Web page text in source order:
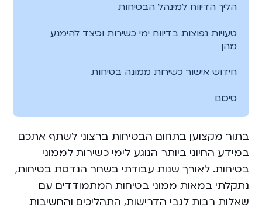
הליך הדיווח למינהל הבטיחות
טעויות נפוצות בדיווח ימי כשירות וכיצד להימנע
מהן
חידוש אישור כשירות ממונה בטיחות
סיכום
בתור מקצוען בתחום הבטיחות ברצוני לשתף אתכם
במידע החיוני ביותר הנוגע לימי כשירות לממוני
בטיחות. לאורך שנות עבודתי בשחר הנדסת בטיחות,
נתקלתי במאות ממוני בטיחות המתמודדים עם
שאלות רבות לגבי הדרישות, התהליכים והחשיבות